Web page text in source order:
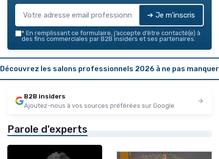
➔ Je m'inscris
* En remplissant ce formulaire, j’accepte d’être contacté(e) à
des fins commerciales par B2B insiders et ses partenaires.
Découvrez les salons professionnels 2026 à ne pas manquer
B2B insiders
Ajoutez-nous à vos sources préférées sur Google
Parole d'experts